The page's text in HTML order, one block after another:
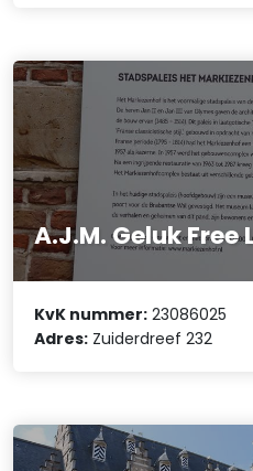
A.J.M. Geluk Free
KvK nummer: 23086025
Adres: Zuiderdreef 232